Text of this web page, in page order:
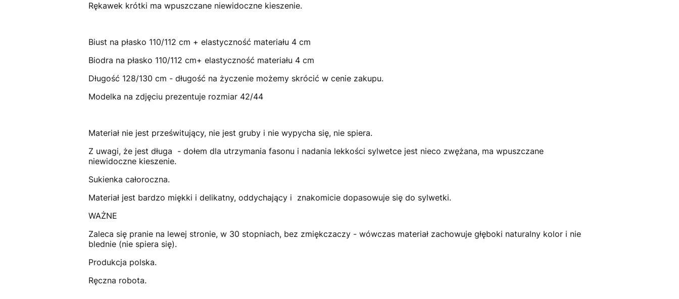
Rękawek krótki ma wpuszczane niewidoczne kieszenie.
Biust na płasko 110/112 cm + elastyczność materiału 4 cm
Biodra na płasko 110/112 cm+ elastyczność materiału 4 cm
Długość 128/130 cm - długość na życzenie możemy skrócić w cenie zakupu.
Modelka na zdjęciu prezentuje rozmiar 42/44
Materiał nie jest prześwitujący, nie jest gruby i nie wypycha się, nie spiera.
Z uwagi, że jest długa - dołem dla utrzymania fasonu i nadania lekkości sylwetce jest nieco zwężana, ma wpuszczane
niewidoczne kieszenie.
Sukienka całoroczna.
Materiał jest bardzo miękki i delikatny, oddychający i znakomicie dopasowuje się do sylwetki.
WAŻNE
Zaleca się pranie na lewej stronie, w 30 stopniach, bez zmiękczaczy - wówczas materiał zachowuje głęboki naturalny kolor i nie
blednie (nie spiera się).
Produkcja polska.
Ręczna robota.